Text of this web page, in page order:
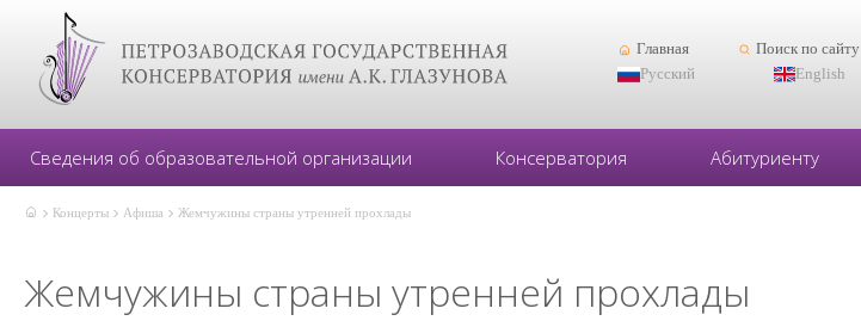
Главная Поиск по сайту
Русский
English
Сведения об образовательной организации Консерватория Абитуриенту
Концерты Афиша Жемчужины страны утренней прохлады
Жемчужины страны утренней прохлады